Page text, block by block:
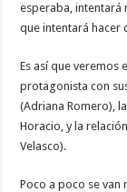
esperaba, intentará
que intentará hacer
Es así que veremos
protagonista con
(Adriana Romero),
Horacio, y la
Velasco).
Poco a poco se van